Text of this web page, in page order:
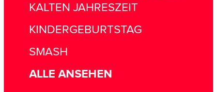
KALTEN JAHRESZEIT
KINDERGEBURTSTAG
SMASH
ALLE ANSEHEN